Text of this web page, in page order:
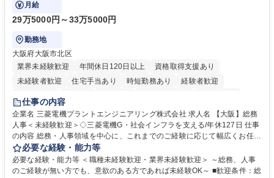
月給
29万5000円～33万5000円
勤務地
大阪府大阪市北区
業界未経験歓迎
年間休日120日以上
資格取得支援あり
未経験者歓迎
住宅手当あり 時短勤務あり
経験者歓迎
退職金あり
駅近5分以内
土日祝休み 服装自由 寮・社宅あり 食事補助あり
仕事の内容
企業名 三菱電機プラントエンジニアリング株式会社 求人名 【大阪】総務
人事＜未経験歓迎＞◇三菱電機G・社会インフラを支える/年休127日 仕事
の内容 総務・人事領域を中心に、これまでのご経験に応じて幅広くお任せ
します。 ＜具体的には＞ ・総務/人事労務（給与・社保・勤怠管理など）
・採用・教育研修 ・福利厚生運用 など ※基本的には事務所勤務ですが、
採用や教育等の業務内容により、関西圏以外への日帰り・宿泊を伴う国内
必要な経験・能力等
必要な経験・能力等 ＜職種未経験歓迎・業界未経験歓迎＞ ～総務、人事
のご経験が無い方でも、意欲のある方であれば未経験OK～ ■歓迎条件：総